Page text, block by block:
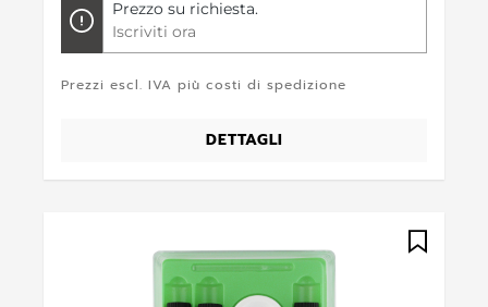
Prezzo su richiesta.
Iscriviti ora
Prezzi escl. IVA più costi di spedizione
DETTAGLI